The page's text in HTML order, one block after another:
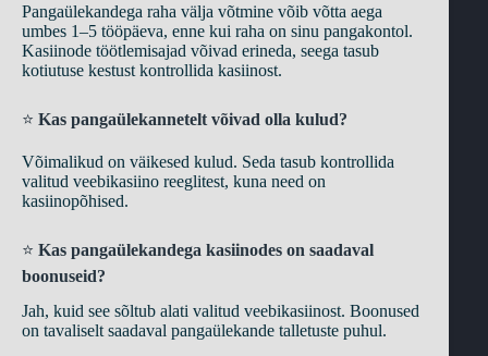
Pangaülekandega raha välja võtmine võib võtta aega
umbes 1–5 tööpäeva, enne kui raha on sinu pangakontol.
Kasiinode töötlemisajad võivad erineda, seega tasub
kotiutuse kestust kontrollida kasiinost.
⭐ Kas pangaülekannetelt võivad olla kulud?
Võimalikud on väikesed kulud. Seda tasub kontrollida
valitud veebikasiino reeglitest, kuna need on
kasiinopõhised.
⭐ Kas pangaülekandega kasiinodes on saadaval
boonuseid?
Jah, kuid see sõltub alati valitud veebikasiinost. Boonused
on tavaliselt saadaval pangaülekande talletuste puhul.